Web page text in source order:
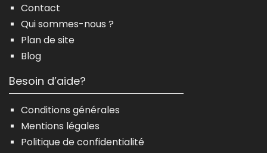
Contact
Qui sommes-nous ?
Plan de site
Blog
Besoin d’aide?
Conditions générales
Mentions légales
Politique de confidentialité